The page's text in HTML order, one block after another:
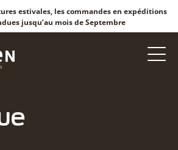
estivales, les commandes en expéditions
jusqu’au mois de Septembre